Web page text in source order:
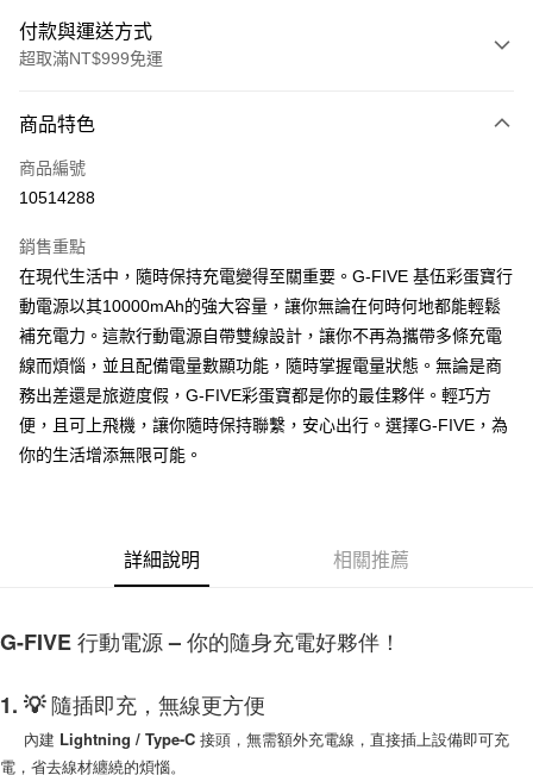
付款與運送方式
超取滿NT$999免運
信用卡一次付款
LINE Pay
街口支付
悠遊付
AFTEE先享後付
相關說明
【關於「AFTEE先享後付」】
AFTEE先享後付是「在收到商品之後才付款」的支付方式。 讓您購物簡單
便利好安心！
【「AFTEE先享後付」結帳流程】
１．於結帳方式選擇「AFTEE先享後付」後，將跳轉至「AFTEE先享後付」
２．訂單成立數日內，您將收到繳費通知簡訊。
３．收到繳費通知簡訊後14天內，點擊此簡訊中的連結，可透過四大超商／
※ 請注意：結帳手續完成當下不需立刻繳費，但若您需要取消訂單，請聯絡
購買商品的店家。未經商家同意取消之訂單仍視為有效，需透過AFTEE先享
後付繳納相關費用。
※ 交易是否成功請以「AFTEE先享後付 」之結帳頁面顯示為準，若有關於
ATM付款
每筆NT$60，滿NT$999(含以上)免運費
每筆NT$60，滿NT$999(含以上)免運費
每筆NT$100，滿NT$999(含以上)免運費
(郵局)離島宅配
商品特色
商品編號
10514288
銷售重點
在現代生活中，隨時保持充電變得至關重要。G-FIVE 基伍彩蛋寶行
動電源以其10000mAh的強大容量，讓你無論在何時何地都能輕鬆
補充電力。這款行動電源自帶雙線設計，讓你不再為攜帶多條充電
線而煩惱，並且配備電量數顯功能，隨時掌握電量狀態。無論是商
務出差還是旅遊度假，G-FIVE彩蛋寶都是你的最佳夥伴。輕巧方
便，且可上飛機，讓你隨時保持聯繫，安心出行。選擇G-FIVE，為
你的生活增添無限可能。
詳細說明 相關推薦
G-FIVE 行動電源 – 你的隨身充電好夥伴！
1. 💡 隨插即充，無線更方便
內建 Lightning / Type-C 接頭，無需額外充電線，直接插上設備即可充
電，省去線材纏繞的煩惱。